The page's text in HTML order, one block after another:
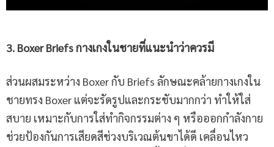
3. Boxer Briefs กางเกงในชายที่แนะนำว่าควรมี
ส่วนผสมระหว่าง Boxer กับ Briefs ลักษณะคล้ายกางเกงใน
ชายทรง Boxer แต่จะรัดรูปและกระชับมากกว่า ทำให้ใส่
สบาย เหมาะกับการใส่ทำกิจกรรมต่าง ๆ หรือออกกำลังกาย
ช่วยป้องกันการเสียดสีช่วงบริเวณต้นขาได้ดี เคลื่อนไหว